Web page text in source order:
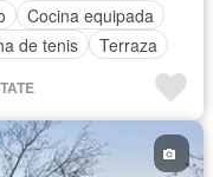
Cocina equipada
de tenis Terraza